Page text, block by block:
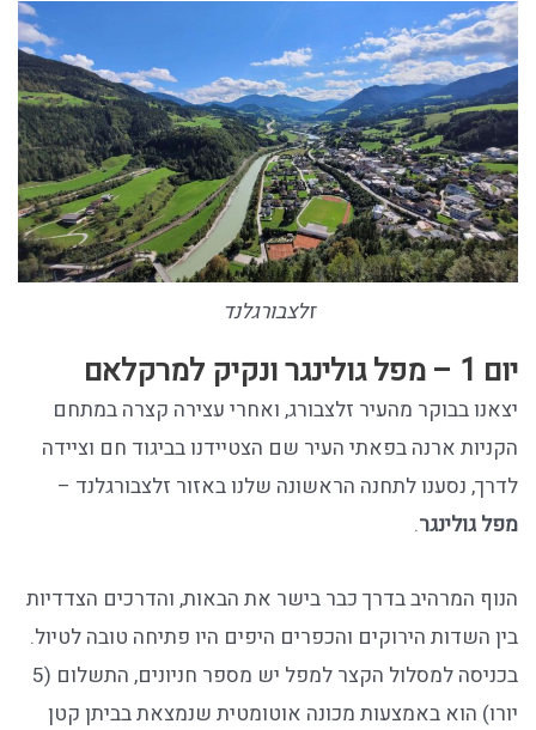
זלצבורגלנד
יום 1 – מפל גולינגר ונקיק למרקלאם
יצאנו בבוקר מהעיר זלצבורג, ואחרי עצירה קצרה במתחם
הקניות ארנה בפאתי העיר שם הצטיידנו בביגוד חם וציידה
לדרך, נסענו לתחנה הראשונה שלנו באזור זלצבורגלנד –
מפל גולינגר.
הנוף המרהיב בדרך כבר בישר את הבאות, והדרכים הצדדיות
בין השדות הירוקים והכפרים היפים היו פתיחה טובה לטיול.
בכניסה למסלול הקצר למפל יש מספר חניונים, התשלום (5
יורו) הוא באמצעות מכונה אוטומטית שנמצאת בביתן קטן